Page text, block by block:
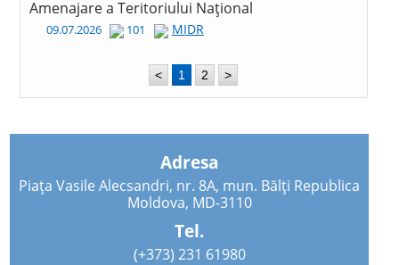
Amenajare a Teritoriului Național
09.07.2026 101 MIDR
< 1 2 >
Adresa
Piața Vasile Alecsandri, nr. 8A, mun. Bălți Republica
Moldova, MD-3110
Tel.
(+373) 231 61980